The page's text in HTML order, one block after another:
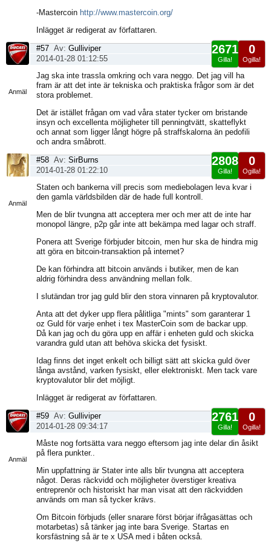
-Mastercoin http://www.mastercoin.org/
Inlägget är redigerat av författaren.
Anmäl
0
Ogilla!
2671
Gilla!
#57 Av: Gulliviper
2014-01-28 01:12:55
Jag ska inte trassla omkring och vara neggo. Det jag vill ha
fram är att det inte är tekniska och praktiska frågor som är det
stora problemet.
Det är istället frågan om vad våra stater tycker om bristande
insyn och excellenta möjligheter till penningtvätt, skatteflykt
och annat som ligger långt högre på straffskalorna än pedofili
och andra småbrott.
Anmäl
0
Ogilla!
2808
Gilla!
#58 Av: SirBurns
2014-01-28 01:22:10
Staten och bankerna vill precis som mediebolagen leva kvar i
den gamla världsbilden där de hade full kontroll.
Men de blir tvungna att acceptera mer och mer att de inte har
monopol längre, p2p går inte att bekämpa med lagar och straff.
Ponera att Sverige förbjuder bitcoin, men hur ska de hindra mig
att göra en bitcoin-transaktion på internet?
De kan förhindra att bitcoin används i butiker, men de kan
aldrig förhindra dess användning mellan folk.
I slutändan tror jag guld blir den stora vinnaren på kryptovalutor.
Anta att det dyker upp flera pålitliga "mints" som garanterar 1
oz Guld för varje enhet i tex MasterCoin som de backar upp.
Då kan jag och du göra upp en affär i enheten guld och skicka
varandra guld utan att behöva skicka det fysiskt.
Idag finns det inget enkelt och billigt sätt att skicka guld över
långa avstånd, varken fysiskt, eller elektroniskt. Men tack vare
kryptovalutor blir det möjligt.
Inlägget är redigerat av författaren.
Anmäl
0
Ogilla!
2761
Gilla!
#59 Av: Gulliviper
2014-01-28 09:34:17
Måste nog fortsätta vara neggo eftersom jag inte delar din åsikt
på flera punkter..
Min uppfattning är Stater inte alls blir tvungna att acceptera
något. Deras räckvidd och möjligheter överstiger kreativa
entreprenör och historiskt har man visat att den räckvidden
används om man så tycker krävs.
Om Bitcoin förbjuds (eller snarare först börjar ifrågasättas och
motarbetas) så tänker jag inte bara Sverige. Startas en
korsfästning så är te x USA med i båten också.